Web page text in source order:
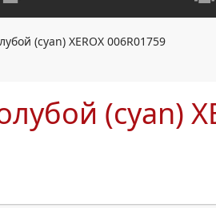
А4
(cyan) XEROX 006R01759
(cyan)